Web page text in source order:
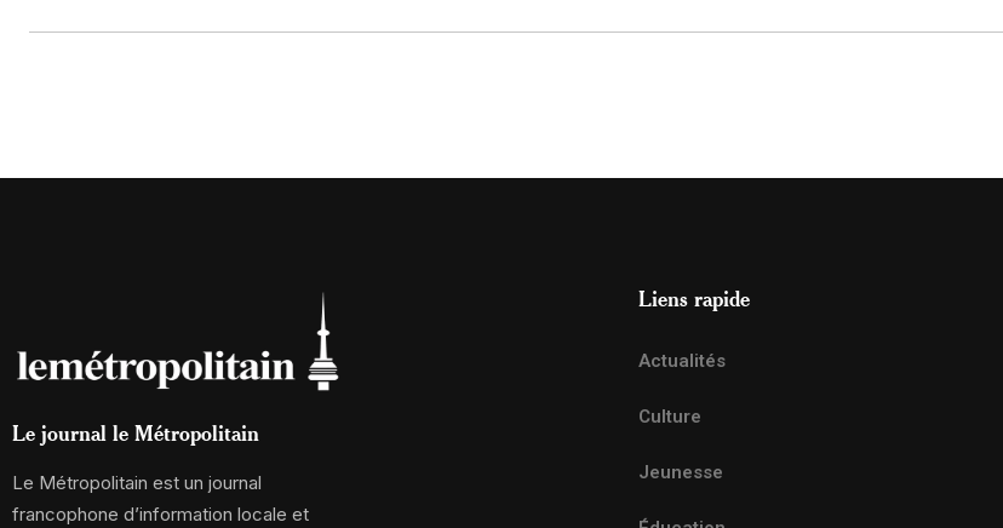
Le journal le Métropolitain
Le Métropolitain est un journal
francophone d’information locale et
Liens rapide
Actualités
Culture
Jeunesse